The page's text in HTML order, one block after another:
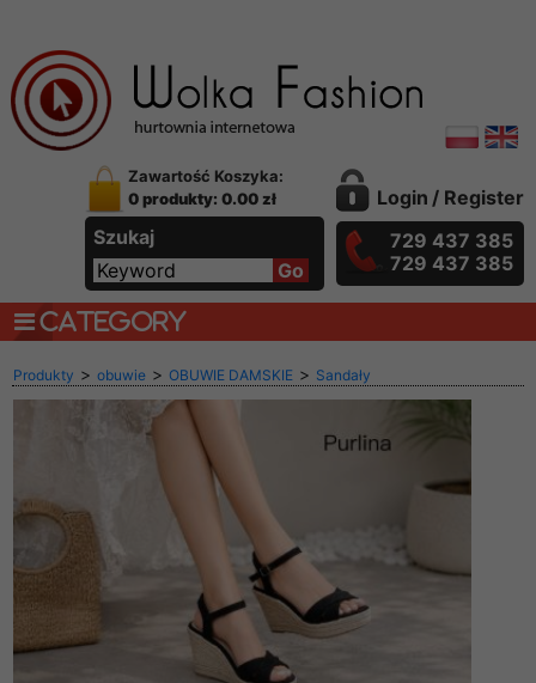
Zawartość Koszyka:
0 produkty: 0.00 zł
Szukaj
Login / Register
729 437 385
729 437 385
CATEGORY
Produkty > obuwie > OBUWIE DAMSKIE > Sandały